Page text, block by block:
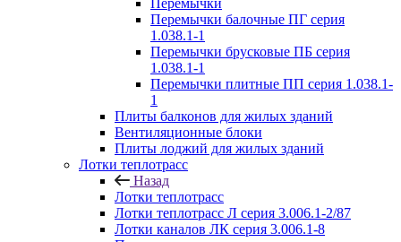
Перемычки
Перемычки балочные ПГ серия
1.038.1-1
Перемычки брусковые ПБ серия
1.038.1-1
Перемычки плитные ПП серия 1.038.1-
1
Плиты балконов для жилых зданий
Вентиляционные блоки
Плиты лоджий для жилых зданий
Лотки теплотрасс
Назад
Лотки теплотрасс
Лотки теплотрасс Л серия 3.006.1-2/87
Лотки каналов ЛК серия 3.006.1-8